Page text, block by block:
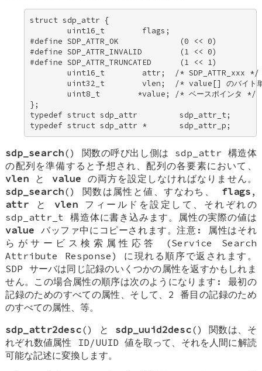
struct sdp_attr {
        uint16_t        flags;
#define SDP_ATTR_OK             (0 << 0)
#define SDP_ATTR_INVALID        (1 << 0)
#define SDP_ATTR_TRUNCATED      (1 << 1)
uint16_t        attr;  /* SDP_ATTR_xxx
uint32_t        vlen;  /* value[] のバイト
        uint8_t        *value; /* ベースポインタ */
};
typedef struct sdp_attr         sdp_attr_t;
typedef struct sdp_attr *       sdp_attr_p;
sdp_search() 関数の呼び出し側は sdp_attr 構造体
の配列を準備すると予想され、配列の各要素において、
vlen と value の両方を設定しなければなりません。
sdp_search() 関数は属性と値、すなわち、 flags ,
attr と vlenフィールドを設定して、それぞれの
sdp_attr_t 構造体に書き込みます。属性の実際の値は
value バッファ中にコピーされます。注意: 属性はそれ
らがサービス検索属性応答 (Service Search
Attribute Response) に現れる順序で返されます。
SDP サーバは同じ記録のいくつかの属性を返すかもしれま
せん。この場合属性の順序は次のようになります: 最初の
記録のためのすべての属性、そして、2 番目の記録のため
のすべての属性、等。
sdp_attr2desc() と sdp_uuid2desc() 関数は、そ
れぞれ数値属性 ID/UUID 値を取って、それを人間に解読
可能な記述に変換します。